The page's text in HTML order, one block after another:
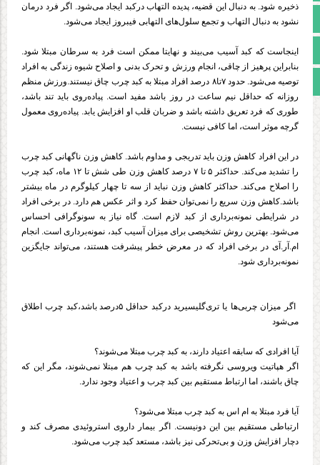
آپارات
اینستاگرام
مجوز سایت
ذخیره شود. به دنبال این قضیه، پدیده التهاب درکبد ایجاد می‌شود. اگر فرد درمان
نشود به دنبال التهاب و تجمع سلول‌های التهابی فیبروز ایجاد می‌شود.
اینجاست که کبد آسیب می‌بیند و نهایتا ممکن است فرد به سرطان مبتلا شود.
بنابراین پرهیز از چاقی، انجام ورزش و تحرک بدنی و اصلاح شیوه زندگی به افراد
توصیه می‌شود. حدود ۷تا۸ درصد افراد مبتلا به کبد چرب چاق نیستند.ورزش منظم
روزانه که حداقل نیم ساعت در روز باشد مفید است‌. پیاده‌روی باید تند باشد،
طوری که فرد تعریق داشته باشد و ضربان قلب او افزایش یابد. پیاده‌روی معمول
گرچه موثر است، اما کافی نیست.
در این افراد کاهش وزن باید تدریجی و مداوم باشد. کاهش وزن ناگهانی کبد چرب
را تشدید می‌کند. حداکثر ۵ تا ۷ درصد کاهش وزن طی شش تا ۱۲ ماه، کبد چرب
را اصلاح می‌کند. حداکثر کاهش وزن نباید از سه تا چهار کیلوگرم در ماه بیشتر
باشد.کاهش وزن سریع را نمی‌توان حفظ کرد و اثر عکس هم دارد. در برخی افراد
در شرایطی نمونه‌‌برداری از کبد لازم است‌. گاه نیاز به سونوگرافی احساس
می‌شود. بهترین روش تشخیصی برای میزان آسیب کبد، نمونه‌برداری است‌. انجام
ام.آر.آی در برخی افراد که در معرض خطر پیشرفت هستند، می‌تواند جایگزین
نمونه‌برداری شود.
اگر میزان چربی‌ها یا تری‌گلیسیرید درکبد حداقل ۵درصد باشد،کبد چرب اطلاق
می‌شود
آیا افرادی که سابقه اعتیاد دارند، به کبد چرب مبتلا می‌شوند؟
اگر هپاتیت ویروسی نگرفته باشد به کبد چرب هم مبتلا نمی‌شوند، مگر این که
چاق باشند،‌ اما ارتباط مستقیم بین کبد چرب و اعتیاد وجود ندارد.
آیا فرد مبتلا به ام اس به کبد چرب مبتلا می‌شود؟
ارتباطی مستقیم بین این دونیست. اگر بیمار داروی استروئیدی مصرف کند و
دچار افزایش وزن و بی‌تحرکی نیز باشد، مستعد کبد چرب می‌شود.